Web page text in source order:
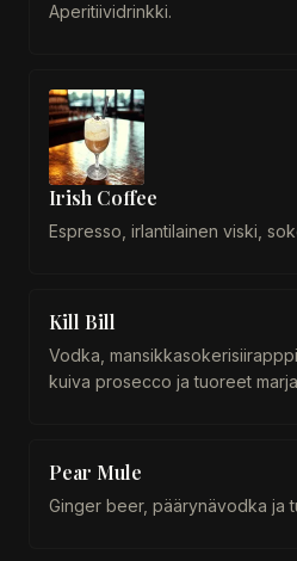
Aperitiividrinkki.
Irish Coffee
Espresso, irlantilainen viski,
Kill Bill
Vodka,
kuiva prosecco ja tuoreet
Pear Mule
Ginger beer, päärynävodka ja